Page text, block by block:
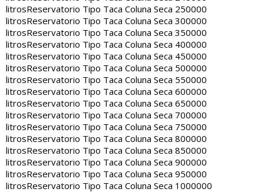
litrosReservatorio Tipo Taca Coluna Seca 250000
litrosReservatorio Tipo Taca Coluna Seca 300000
litrosReservatorio Tipo Taca Coluna Seca 350000
litrosReservatorio Tipo Taca Coluna Seca 400000
litrosReservatorio Tipo Taca Coluna Seca 450000
litrosReservatorio Tipo Taca Coluna Seca 500000
litrosReservatorio Tipo Taca Coluna Seca 550000
litrosReservatorio Tipo Taca Coluna Seca 600000
litrosReservatorio Tipo Taca Coluna Seca 650000
litrosReservatorio Tipo Taca Coluna Seca 700000
litrosReservatorio Tipo Taca Coluna Seca 750000
litrosReservatorio Tipo Taca Coluna Seca 800000
litrosReservatorio Tipo Taca Coluna Seca 850000
litrosReservatorio Tipo Taca Coluna Seca 900000
litrosReservatorio Tipo Taca Coluna Seca 950000
litrosReservatorio Tipo Taca Coluna Seca 1000000